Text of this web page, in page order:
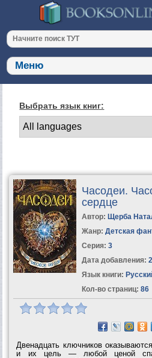
Выбрать язык книг:
Часодеи.
сердце
Автор: Щерба
Жанр: Детская
Серия: 3
Дата добавления:
Язык книги:
Кол-во страниц: 86
Двенадцать ключников
и их цель — любой ценой